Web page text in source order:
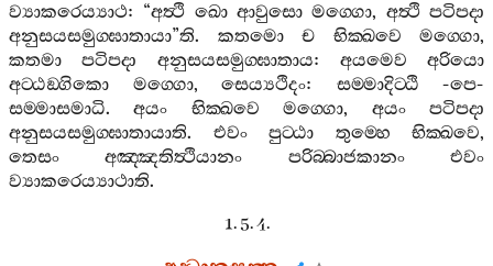
ව්‍යාකරෙය්‍යාථ: “අත්‍ථි ඛො ආවුසො මග‍්ගො, අත්‍ථි පටිපදා
අනුසයසමුග‍්ඝාතායා”ති. කතමො ච භික‍්ඛවෙ මග‍්ගො,
කතමා
පටිපදා අනුසයසමුග‍්ඝාතාය: අයමෙව
අරියො
අට‍්ඨඞ‍්ගිකො
මග‍්ගො, සෙය්‍යථිදං: සම‍්මාදිට‍්ඨි -පෙ-
සම‍්මාසමාධි.අයං භික‍්ඛවෙ මග‍්ගො, අයං
පටිපදා
අනුසයසමුග‍්ඝාතායාති. එවං පුට‍්ඨා තුම‍්හෙ භික‍්ඛවෙ,
තෙසං
අඤ‍්ඤතිත්‍ථියානං පරිබ‍්බාජකානං
එවං
ව්‍යාකරෙය්‍යාථාති.
1. 5. 4.